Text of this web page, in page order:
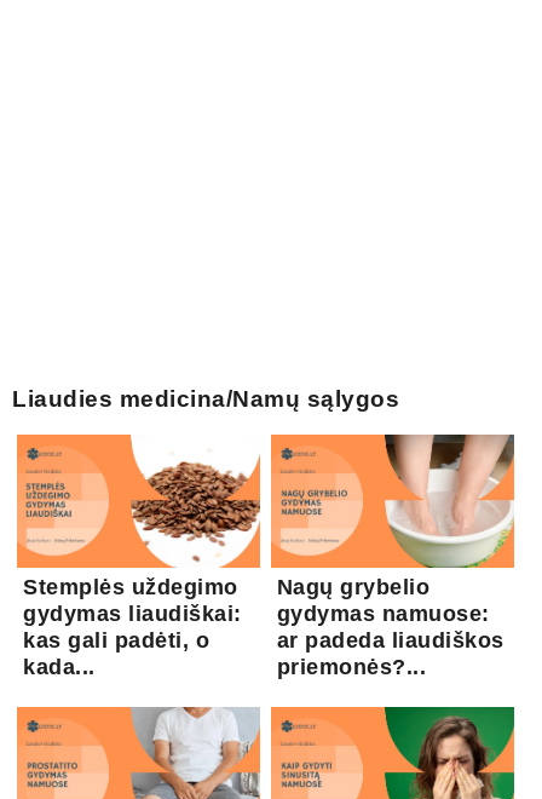
Liaudies medicina/Namų sąlygos
Stemplės uždegimo
gydymas liaudiškai:
kas gali padėti, o
kada...
Nagų grybelio
gydymas namuose:
ar padeda liaudiškos
priemonės?...